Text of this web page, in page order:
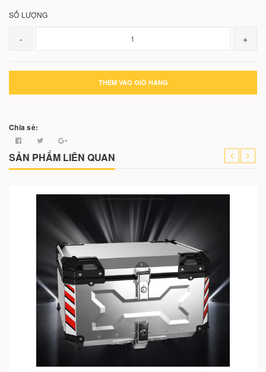
SỐ LƯỢNG
- +
THÊM VÀO GIỎ HÀNG
Chia sẻ:
SẢN PHẨM LIÊN QUAN
Cho vào giỏ hàng